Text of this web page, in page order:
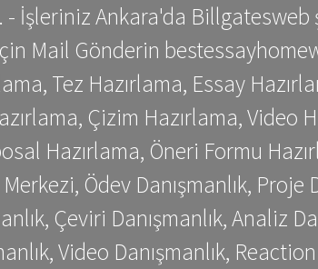
- İşleriniz Ankara'da
Mail Gönderin
Tez Hazırlama, Essay
Çizim Hazırlama, Video
Hazırlama, Öneri Formu
Ödev Danışmanlık, Proje
Çeviri Danışmanlık, Analiz
Video Danışmanlık,